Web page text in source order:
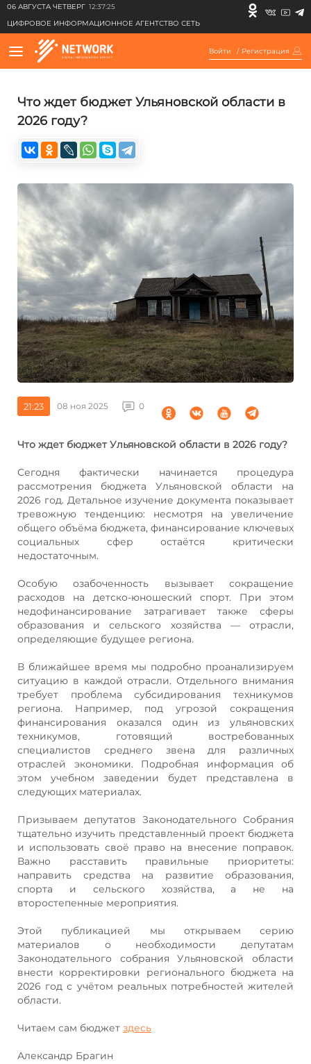
06 АВГУСТА ЧЕТВЕРГ 12:37:25
ЦИФРОВОЕ ИНФОРМАЦИОННОЕ АГЕНТСТВО СЕТЬ
Войти / Регистрация
Что ждет бюджет Ульяновской области в
2026 году?
21:23 08 ноя 2025 0
Что ждет бюджет Ульяновской области в 2026 году?
Сегодня фактически начинается процедура
рассмотрения бюджета Ульяновской области на
2026 год. Детальное изучение документа показывает
тревожную тенденцию: несмотря на увеличение
общего объёма бюджета, финансирование ключевых
социальных сфер остаётся критически
недостаточным.
Особую озабоченность вызывает сокращение
расходов на детско-юношеский спорт. При этом
недофинансирование затрагивает также сферы
образования и сельского хозяйства — отрасли,
определяющие будущее региона.
В ближайшее время мы подробно проанализируем
ситуацию в каждой отрасли. Отдельного внимания
требует проблема субсидирования техникумов
региона. Например, под угрозой сокращения
финансирования оказался один из ульяновских
техникумов, готовящий востребованных
специалистов среднего звена для различных
отраслей экономики. Подробная информация об
этом учебном заведении будет представлена в
следующих материалах.
Призываем депутатов Законодательного Собрания
тщательно изучить представленный проект бюджета
и использовать своё право на внесение поправок.
Важно расставить правильные приоритеты:
направить средства на развитие образования,
спорта и сельского хозяйства, а не на
второстепенные мероприятия.
Этой публикацией мы открываем серию
материалов о необходимости депутатам
Законодательного собрания Ульяновской области
внести корректировки регионального бюджета на
2026 год с учётом реальных потребностей жителей
области.
Читаем сам бюджет здесь
Александр Брагин